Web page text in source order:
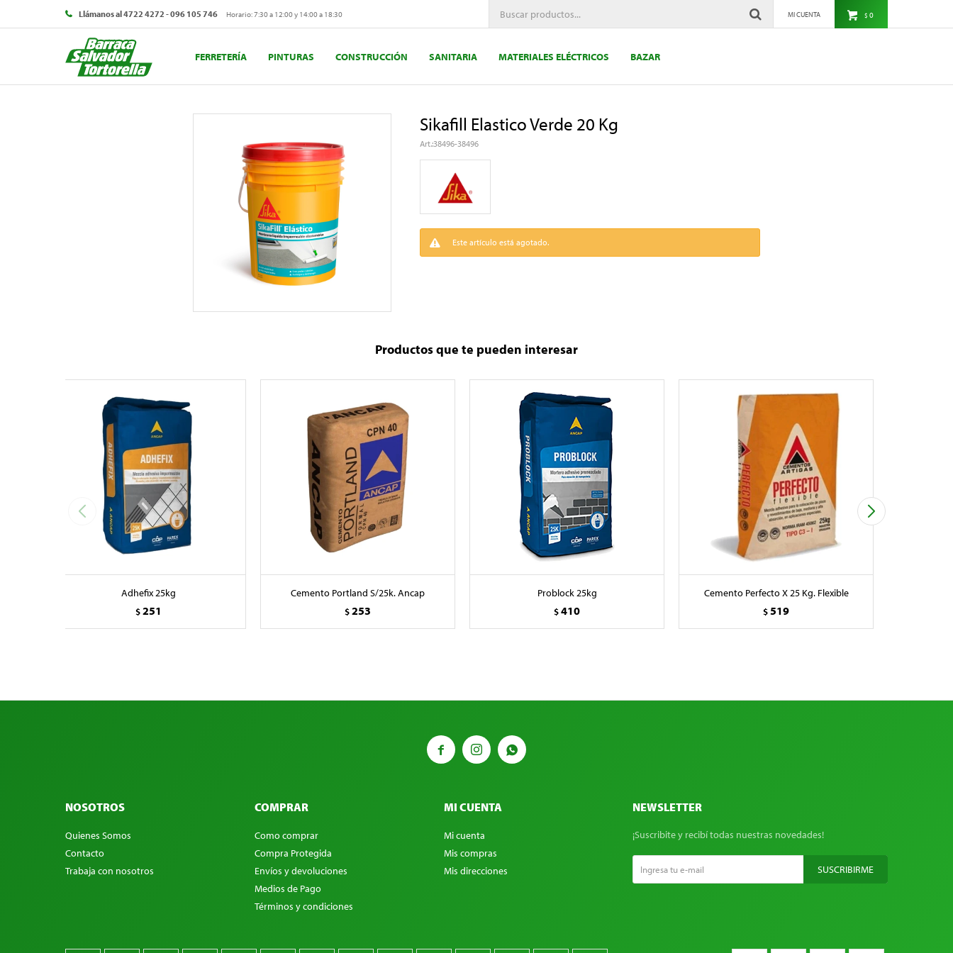
FERRETERÍA PINTURAS CONSTRUCCIÓN SANITARIA MATERIALES ELÉCTRICOS BAZAR
$ 0
Llámanos al 4722 4272 - 096 105 746 Horario: 7:30 a 12:00 y 14:00 a 18:30
Sikafill Elastico Verde 20 Kg
38496-38496
Este artículo está agotado.
Productos que te pueden interesar
Adhefix 25kg
$251
Cemento Portland S/25k. Ancap
$253
Problock 25kg
$410
Cemento Perfecto X 25 Kg. Flexible
$519
  
NOSOTROS
Quienes Somos
Contacto
Trabaja con nosotros
COMPRAR
Como comprar
Compra Protegida
Envíos y devoluciones
Medios de Pago
Términos y condiciones
MI CUENTA
Mi cuenta
Mis compras
Mis direcciones
NEWSLETTER
¡Suscribite y recibí todas nuestras novedades!
SUSCRIBIRME